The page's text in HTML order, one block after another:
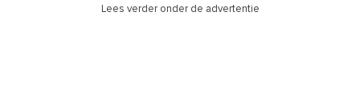
Lees verder onder de advertentie